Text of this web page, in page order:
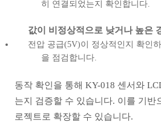
히 연결되었는지 확인합니다.
값이 비정상적으로 낮거나 높은
전압 공급(5V)이 정상적인지 확인
을 점검합니다.
동작 확인을 통해 KY-018 센서와
는지 검증할 수 있습니다. 이를 기반
로젝트로 확장할 수 있습니다.